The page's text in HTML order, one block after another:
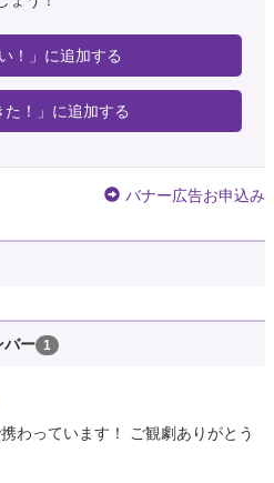
！」に追加する
た！」に追加する
バナー広告お申込み
バー 1
わっています！ ご観劇ありがとう